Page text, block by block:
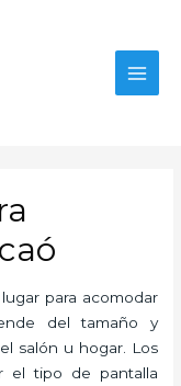
para acomodar
del tamaño y
salón u hogar. Los
el tipo de pantalla